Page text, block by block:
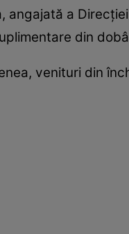
angajată a
din
venituri din